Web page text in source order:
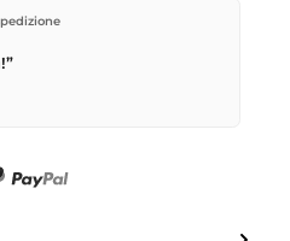
magazzino a Kriens, in
a partire da